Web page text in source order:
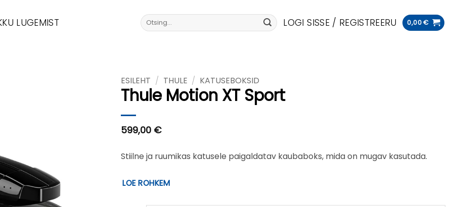
LUGEMIST Otsi: LOGI SISSE / REGISTREERU 0,00€
ESILEHT / THULE / KATUSEBOKSID
Thule Motion XT Sport
599,00 €
Stiilne ja ruumikas katusele paigaldatav kaubaboks, mida on mugav kasutada.
LOE ROHKEM